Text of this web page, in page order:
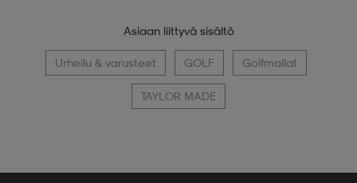
Asiaan liittyvä sisältö
Urheilu & varusteet GOLF Golfmailat
TAYLOR MADE